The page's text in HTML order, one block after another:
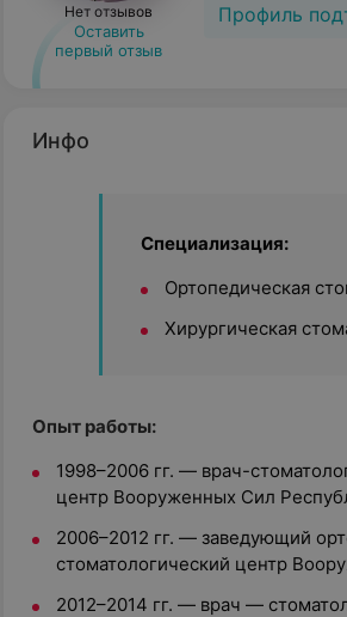
Нет отзывов
Оставить
первый отзыв
Профиль
Инфо
Специализация:
Ортопедическая
Хирургическая
Опыт работы:
1998–2006 гг. — врач-
центр Вооруженных Сил
2006–2012 гг. — заведующий
стоматологический центр
2012–2014 гг. — врач —